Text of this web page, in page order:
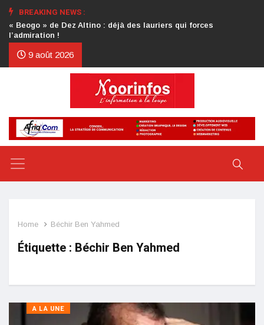
BREAKING NEWS :
Crise au CDP : l’authentification de la lettre du président
d’honneur toujours attendue
9 août 2026
Home Béchir Ben Yahmed
Étiquette : Béchir Ben Yahmed
A LA UNE